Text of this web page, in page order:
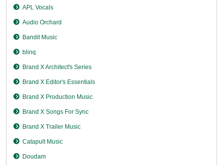
APL Vocals
Audio Orchard
Bandit Music
blinq
Brand X Architect's Series
Brand X Editor's Essentials
Brand X Production Music
Brand X Songs For Sync
Brand X Trailer Music
Catapult Music
Doudam